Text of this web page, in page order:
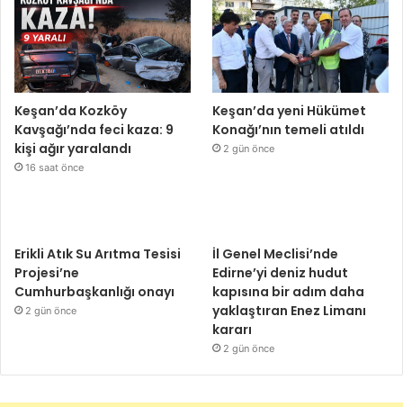
Keşan’da Kozköy
Kavşağı’nda feci kaza: 9
kişi ağır yaralandı
16 saat önce
Keşan’da yeni Hükümet
Konağı’nın temeli atıldı
2 gün önce
Erikli Atık Su Arıtma Tesisi
Projesi’ne
Cumhurbaşkanlığı onayı
2 gün önce
İl Genel Meclisi’nde
Edirne’yi deniz hudut
kapısına bir adım daha
yaklaştıran Enez Limanı
kararı
2 gün önce